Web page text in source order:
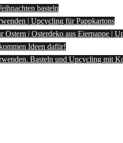
basteln
| Upcycling für Pappkartons
Ostern | Osterdeko aus Eierpappe |
Ideen dafür!
Basteln und Upcycling mit